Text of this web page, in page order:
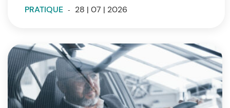
temps et de l’autonomie
PRATIQUE - 28 | 07 | 2026